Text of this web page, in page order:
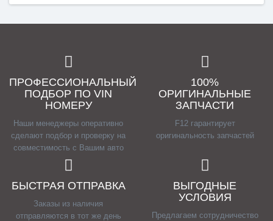
ПРОФЕССИОНАЛЬНЫЙ
ПОДБОР ПО VIN
НОМЕРУ
Наши менеджеры оперативно
сделают подбор и проверку на
совместимость с Вашим авто
100%
ОРИГИНАЛЬНЫЕ
ЗАПЧАСТИ
F12 гарантирует
оригинальность запчастей
БЫСТРАЯ ОТПРАВКА
Заказы из наличия
отправляются в тот же день
ВЫГОДНЫЕ
УСЛОВИЯ
Предлагаем сотрудничество